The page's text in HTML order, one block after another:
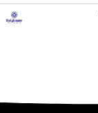
Bedrijfsnaam
Bedrijfs tagline